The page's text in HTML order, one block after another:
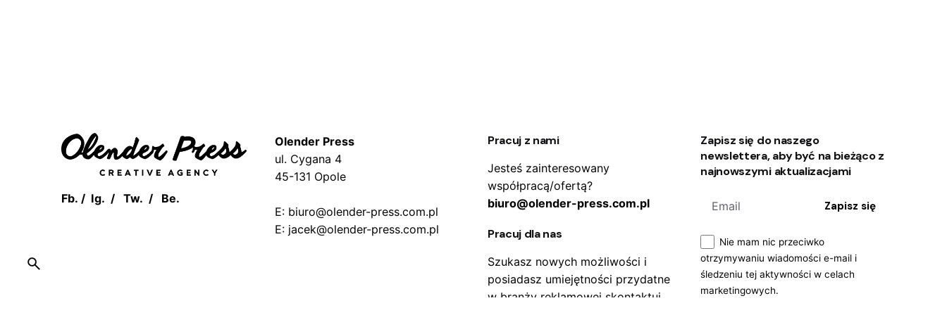
Fb. / Ig. /Tw. / Be.
Olender Press
ul. Cygana 4
45-131 Opole
E: biuro@olender-press.com.pl
E: jacek@olender-press.com.pl
Pracuj z nami
Jesteś zainteresowany
współpracą/ofertą?
biuro@olender-press.com.pl
Pracuj dla nas
Szukasz nowych możliwości i
posiadasz umiejętności przydatne
w branży reklamowej skontaktuj
Zapisz się do naszego
newslettera, aby być na bieżąco z
najnowszymi aktualizacjami
Zapisz się
Nie mam nic przeciwko
otrzymywaniu wiadomości e-mail i
śledzeniu tej aktywności w celach
marketingowych.